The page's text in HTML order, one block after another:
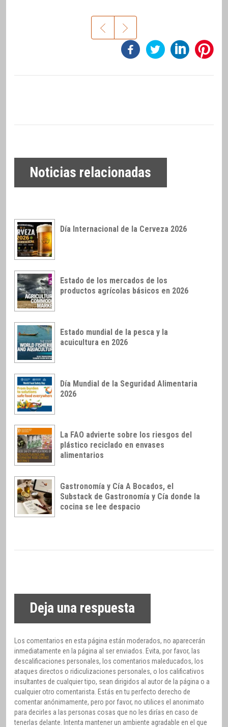
Noticias relacionadas
Día Internacional de la Cerveza 2026
Estado de los mercados de los
productos agrícolas básicos en 2026
Estado mundial de la pesca y la
acuicultura en 2026
Día Mundial de la Seguridad Alimentaria
2026
La FAO advierte sobre los riesgos del
plástico reciclado en envases
alimentarios
Gastronomía y Cía A Bocados, el
Substack de Gastronomía y Cía donde la
cocina se lee despacio
Deja una respuesta
Los comentarios en esta página están moderados, no aparecerán
inmediatamente en la página al ser enviados. Evita, por favor, las
descalificaciones personales, los comentarios maleducados, los
ataques directos o ridiculizaciones personales, o los calificativos
insultantes de cualquier tipo, sean dirigidos al autor de la página o a
cualquier otro comentarista. Estás en tu perfecto derecho de
comentar anónimamente, pero por favor, no utilices el anonimato
para decirles a las personas cosas que no les dirías en caso de
tenerlas delante. Intenta mantener un ambiente agradable en el que